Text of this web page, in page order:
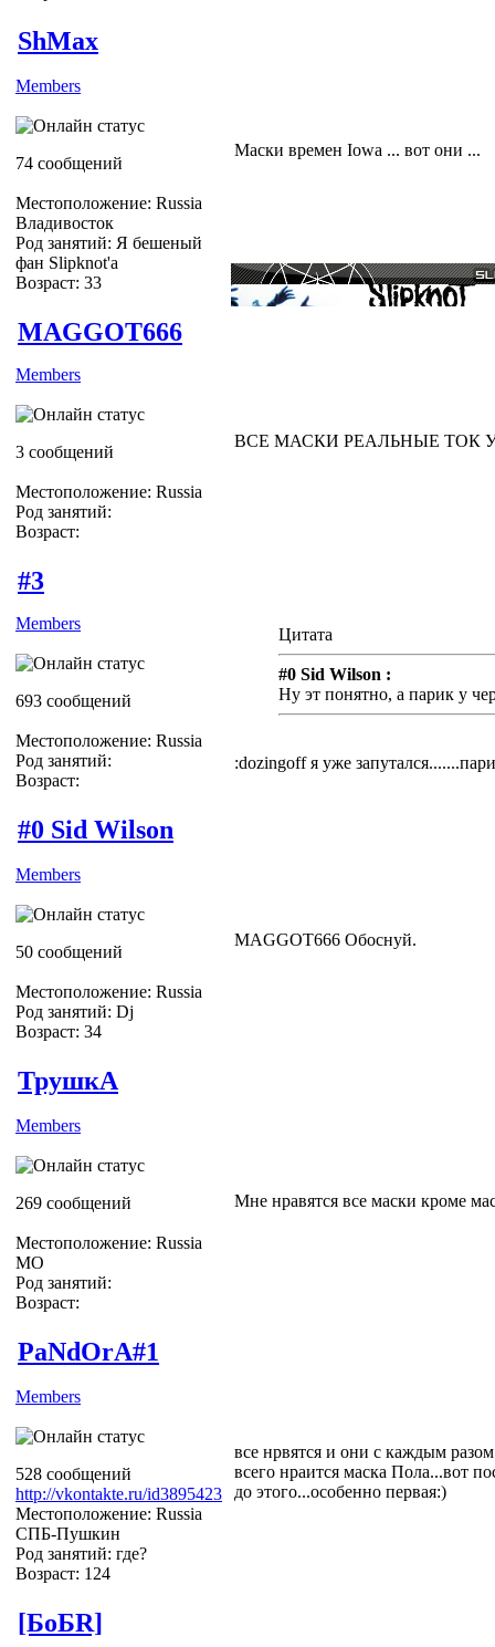
ShMax
Members
74 сообщений
Местоположение: Russia
Владивосток
Род занятий: Я бешеный
фан Slipknot'a
Возраст: 33
Маски времен Iowa ... вот они ...
MAGGOT666
Members
3 сообщений
Местоположение: Russia
Род занятий:
Возраст:
ВСЕ МАСКИ РЕАЛЬНЫЕ ТОК У
#3
Members
693 сообщений
Местоположение: Russia
Род занятий:
Возраст:
Цитата
#0 Sid Wilson :
Ну эт понятно, а парик у
:dozingoff я уже
#0 Sid Wilson
Members
50 сообщений
Местоположение: Russia
Род занятий: Dj
Возраст: 34
MAGGOT666 Обоснуй.
ТрушкА
Members
269 сообщений
Местоположение: Russia
МО
Род занятий:
Возраст:
Мне нравятся все маски кроме
PaNdOrA#1
Members
528 сообщений
http://vkontakte.ru/id3895423
Местоположение: Russia
СПБ-Пушкин
Род занятий: где?
Возраст: 124
все нрвятся и они с каждым
всего нраится маска Пола...вот
до этого...особенно первая:)
[БоБR]